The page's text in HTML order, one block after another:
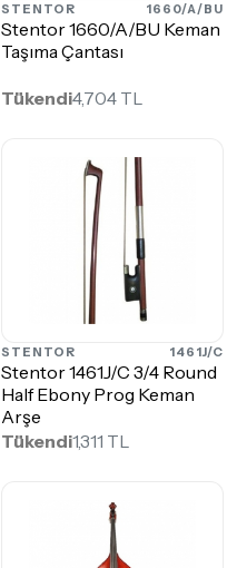
STENTOR 1660/A/BU
Stentor 1660/A/BU Keman
Taşıma Çantası
Tükendi4,704 TL
STENTOR 1461J/C
Stentor 1461J/C 3/4 Round
Half Ebony Prog Keman
Arşe
Tükendi1,311 TL